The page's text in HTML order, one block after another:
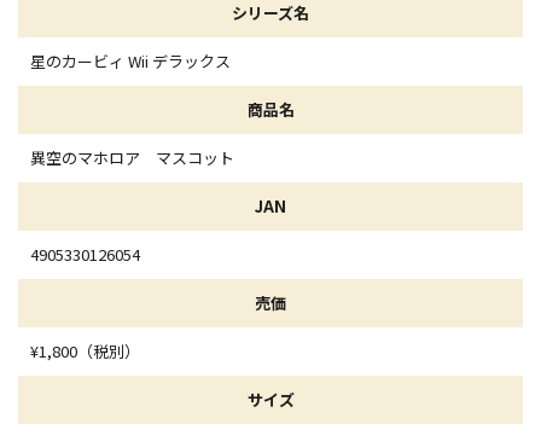
シリーズ名
星のカービィ Wii デラックス
商品名
異空のマホロア マスコット
JAN
4905330126054
売価
¥1,800（税別）
サイズ